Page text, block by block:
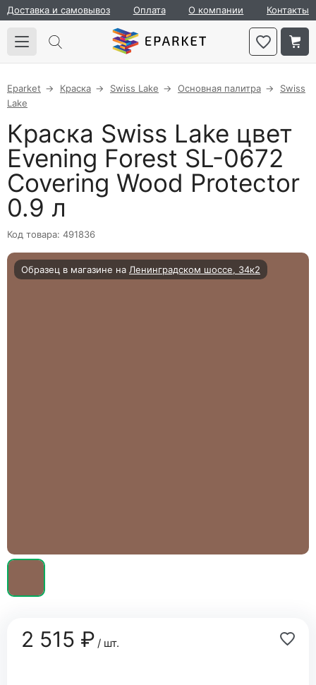
Доставка и самовывоз Оплата О компании Контакты
Eparket Краска Swiss Lake Основная палитра
Swiss
Lake
Краска Swiss Lake цвет
Evening Forest SL-0672
Covering Wood Protector
0.9 л
Код товара: 491836
Образец в магазине на Ленинградском шоссе, 34к2
2 515 ₽/ шт.